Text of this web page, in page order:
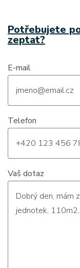
Potřebujete
zeptat?
E-mail
Telefon
Vaš dotaz